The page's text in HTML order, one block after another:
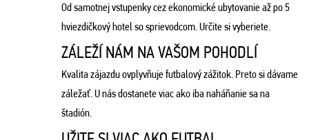
Od samotnej vstupenky cez ekonomické ubytovanie až po 5
hviezdičkový hotel so sprievodcom. Určite si vyberiete.
ZÁLEŽÍ NÁM NA VAŠOM POHODLÍ
Kvalita zájazdu ovplyvňuje futbalový zážitok. Preto si dávame
záležať. U nás dostanete viac ako iba naháňanie sa na
štadión.